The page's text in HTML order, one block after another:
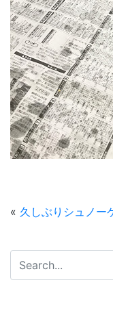
« 久しぶりシュノー